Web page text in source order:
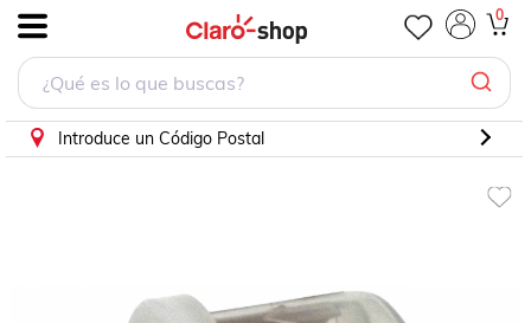
0
Introduce un Código Postal
Filtro Gasolina Para Ford Econoline E-350 1985 - 2008